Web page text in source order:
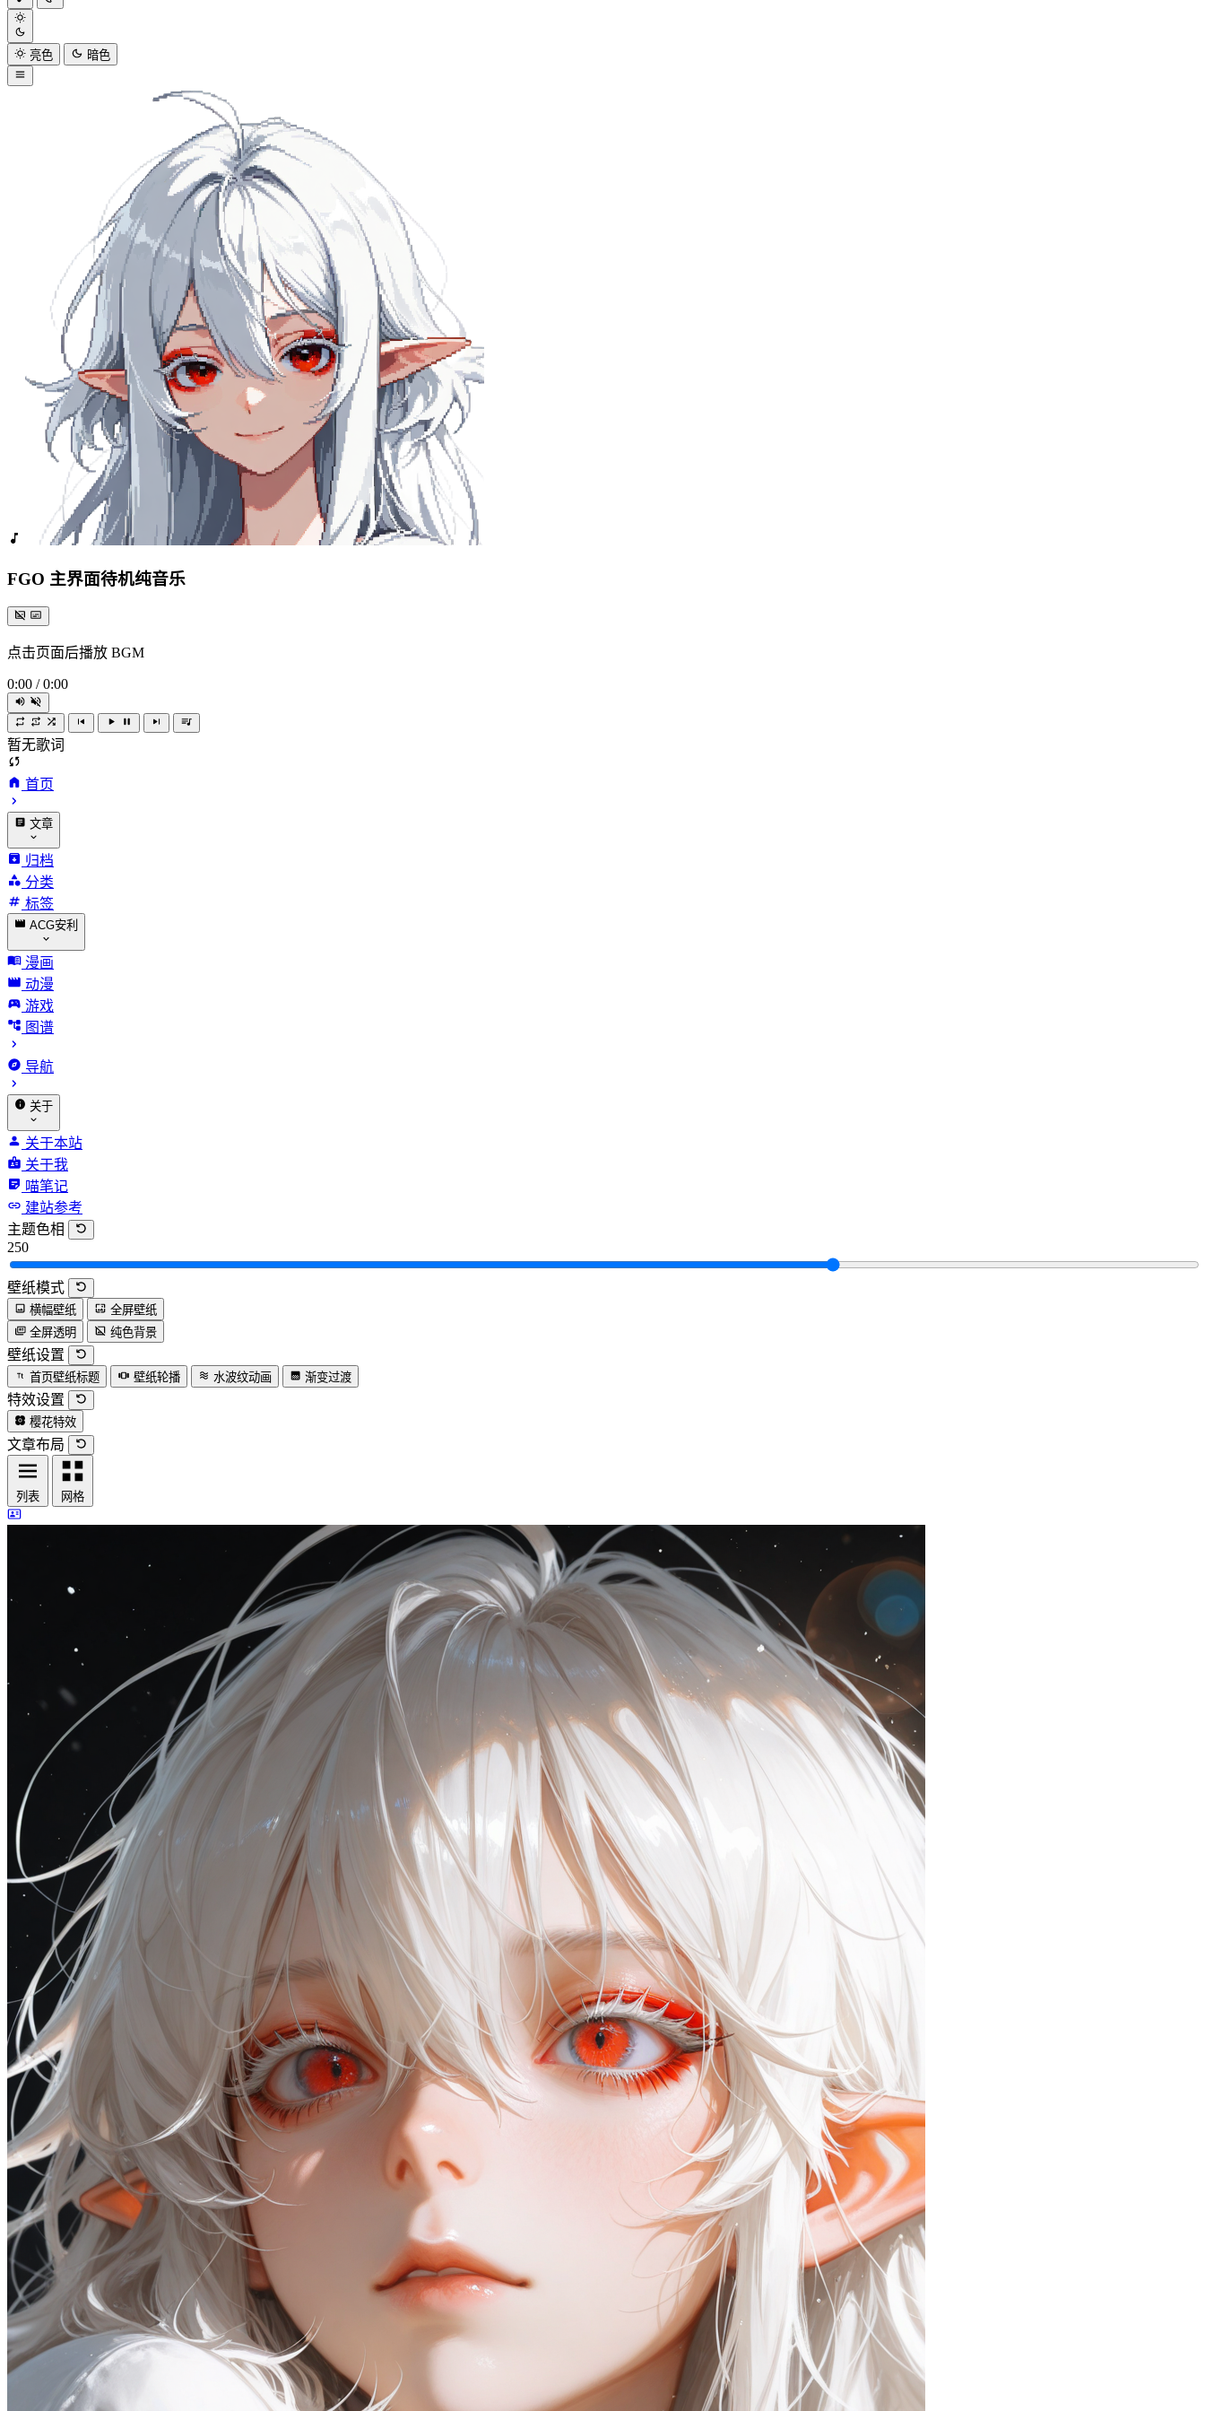
亮色 暗色
FGO 主界面待机纯音乐
点击页面后播放 BGM
0:00 / 0:00
暂无歌词
首页
文章
归档
分类
标签
ACG安利
漫画
动漫
游戏
图谱
导航
关于
关于本站
关于我
喵笔记
建站参考
主题色相
250
壁纸模式
横幅壁纸
全屏壁纸
全屏透明
纯色背景
壁纸设置
首页壁纸标题 壁纸轮播 水波纹动画 渐变过渡
特效设置
樱花特效
文章布局
列表 网格